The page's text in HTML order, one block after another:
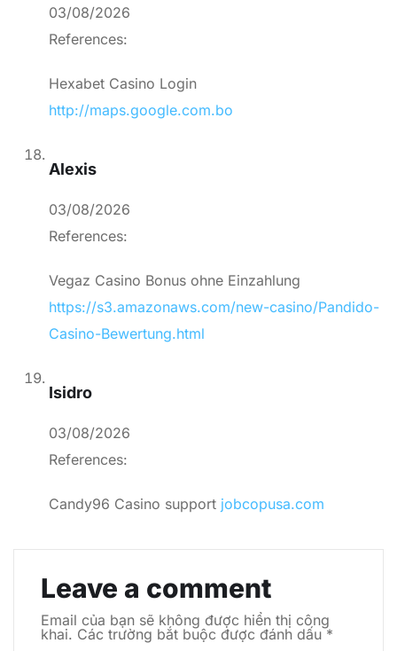
03/08/2026
References:
Hexabet Casino Login
http://maps.google.com.bo
Alexis
03/08/2026
References:
Vegaz Casino Bonus ohne Einzahlung
https://s3.amazonaws.com/new-casino/Pandido-
Casino-Bewertung.html
Isidro
03/08/2026
References:
Candy96 Casino support jobcopusa.com
Leave a comment
Email của bạn sẽ không được hiển thị công
khai. Các trường bắt buộc được đánh dấu*